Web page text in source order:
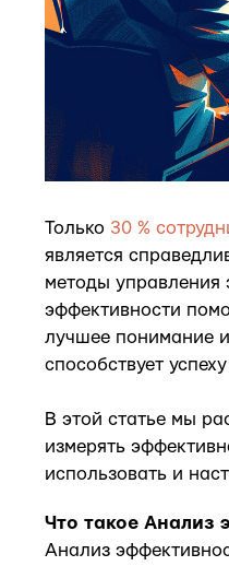
Только 30 %
является
методы
эффективности
лучшее понимание
способствует
В этой статье мы
измерять
использовать и
Что такое Анализ
Анализ